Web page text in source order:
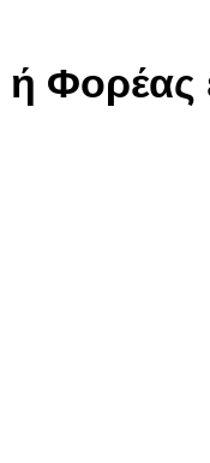
Φορέας